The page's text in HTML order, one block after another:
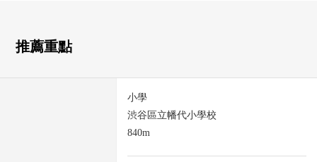
推薦重點
小學
渋谷區立幡代小學校
840m